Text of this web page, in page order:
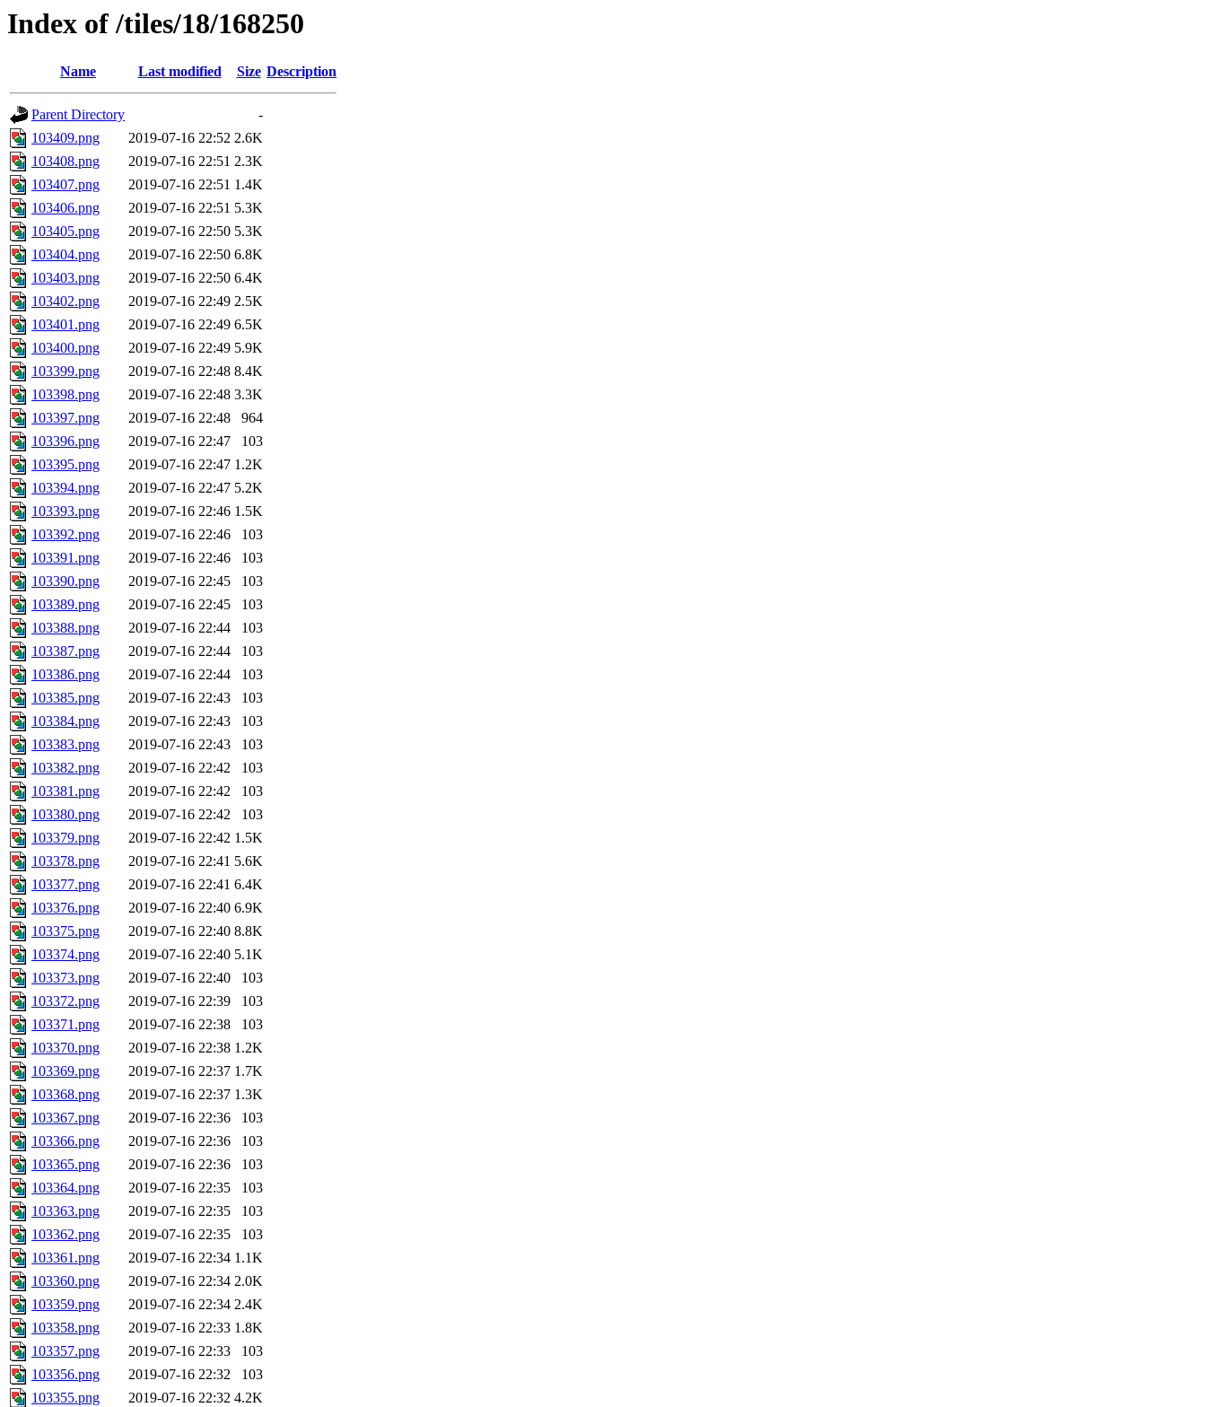
Index of /tiles/18/168250
Name Last modified Size Description
Parent Directory
-
103409.png
2019-07-16 22:52 2.6K
103408.png
2019-07-16 22:51 2.3K
103407.png
2019-07-16 22:51 1.4K
103406.png
2019-07-16 22:51 5.3K
103405.png
2019-07-16 22:50 5.3K
103404.png
2019-07-16 22:50 6.8K
103403.png
2019-07-16 22:50 6.4K
103402.png
2019-07-16 22:49 2.5K
103401.png
2019-07-16 22:49 6.5K
103400.png
2019-07-16 22:49 5.9K
103399.png
2019-07-16 22:48 8.4K
103398.png
2019-07-16 22:48 3.3K
103397.png
2019-07-16 22:48
964
103396.png
2019-07-16 22:47
103
103395.png
2019-07-16 22:47 1.2K
103394.png
2019-07-16 22:47 5.2K
103393.png
2019-07-16 22:46 1.5K
103392.png
2019-07-16 22:46
103
103391.png
2019-07-16 22:46
103
103390.png
2019-07-16 22:45
103
103389.png
2019-07-16 22:45
103
103388.png
2019-07-16 22:44
103
103387.png
2019-07-16 22:44
103
103386.png
2019-07-16 22:44
103
103385.png
2019-07-16 22:43
103
103384.png
2019-07-16 22:43
103
103383.png
2019-07-16 22:43
103
103382.png
2019-07-16 22:42
103
103381.png
2019-07-16 22:42
103
103380.png
2019-07-16 22:42
103
103379.png
2019-07-16 22:42 1.5K
103378.png
2019-07-16 22:41 5.6K
103377.png
2019-07-16 22:41 6.4K
103376.png
2019-07-16 22:40 6.9K
103375.png
2019-07-16 22:40 8.8K
103374.png
2019-07-16 22:40 5.1K
103373.png
2019-07-16 22:40
103
103372.png
2019-07-16 22:39
103
103371.png
2019-07-16 22:38
103
103370.png
2019-07-16 22:38 1.2K
103369.png
2019-07-16 22:37 1.7K
103368.png
2019-07-16 22:37 1.3K
103367.png
2019-07-16 22:36
103
103366.png
2019-07-16 22:36
103
103365.png
2019-07-16 22:36
103
103364.png
2019-07-16 22:35
103
103363.png
2019-07-16 22:35
103
103362.png
2019-07-16 22:35
103
103361.png
2019-07-16 22:34 1.1K
103360.png
2019-07-16 22:34 2.0K
103359.png
2019-07-16 22:34 2.4K
103358.png
2019-07-16 22:33 1.8K
103357.png
2019-07-16 22:33
103
103356.png
2019-07-16 22:32
103
103355.png
2019-07-16 22:32 4.2K